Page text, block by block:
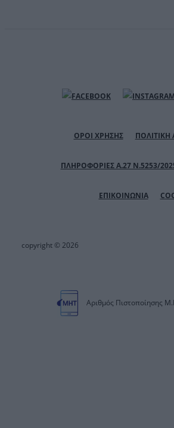
ΟΡΟΙ ΧΡΗΣΗΣ
ΠΛΗΡΟΦΟΡΙΕΣ Α.27 Ν.5253/
ΕΠΙΚΟΙΝΩΝΙΑ
copyright © 2026
Αριθμός Πιστοποίησης